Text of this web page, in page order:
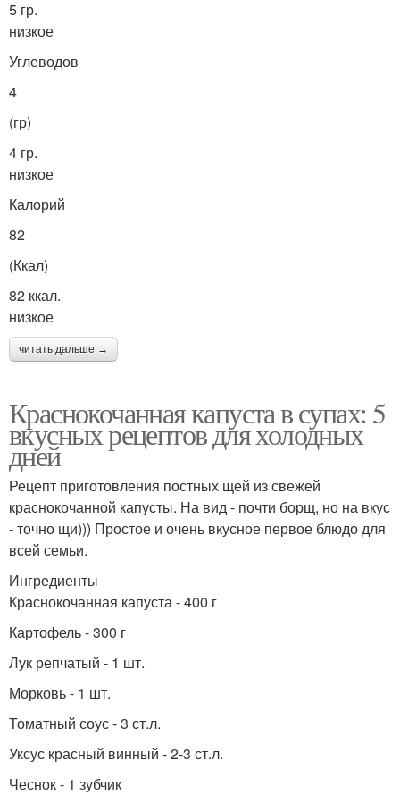
5 гр.
низкое
Углеводов
4
(гр)
4 гр.
низкое
Калорий
82
(Ккал)
82 ккал.
низкое
читать дальше →
Краснокочанная капуста в супах: 5
вкусных рецептов для холодных
дней
Рецепт приготовления постных щей из свежей
краснокочанной капусты. На вид - почти борщ, но на вкус
- точно щи))) Простое и очень вкусное первое блюдо для
всей семьи.
Ингредиенты
Краснокочанная капуста - 400 г
Картофель - 300 г
Лук репчатый - 1 шт.
Морковь - 1 шт.
Томатный соус - 3 ст.л.
Уксус красный винный - 2-3 ст.л.
Чеснок - 1 зубчик